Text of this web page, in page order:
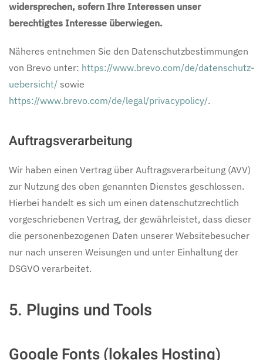
widersprechen, sofern Ihre Interessen unser
berechtigtes Interesse überwiegen.
Näheres entnehmen Sie den Datenschutzbestimmungen
von Brevo unter: https://www.brevo.com/de/datenschutz-
uebersicht/ sowie
https://www.brevo.com/de/legal/privacypolicy/.
Auftragsverarbeitung
Wir haben einen Vertrag über Auftragsverarbeitung (AVV)
zur Nutzung des oben genannten Dienstes geschlossen.
Hierbei handelt es sich um einen datenschutzrechtlich
vorgeschriebenen Vertrag, der gewährleistet, dass dieser
die personenbezogenen Daten unserer Websitebesucher
nur nach unseren Weisungen und unter Einhaltung der
DSGVO verarbeitet.
5. Plugins und Tools
Google Fonts (lokales Hosting)